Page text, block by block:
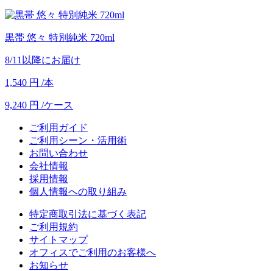
黒帯 悠々 特別純米 720ml
8/11以降にお届け
1,540 円 /本
9,240 円 /ケース
ご利用ガイド
ご利用シーン・活用術
お問い合わせ
会社情報
採用情報
個人情報への取り組み
特定商取引法に基づく表記
ご利用規約
サイトマップ
オフィスでご利用のお客様へ
お知らせ